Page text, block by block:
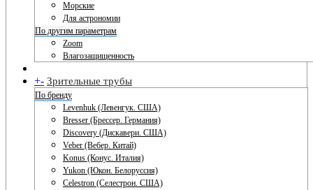
Морские
Для астрономии
По другим параметрам
Zoom
Влагозащищенность
+- Зрительные трубы
По бренду
Levenhuk (Левенгук. США)
Bresser (Брессер. Германия)
Discovery (Дискавери. США)
Veber (Вебер. Китай)
Konus (Конус. Италия)
Yukon (Юкон. Белоруссия)
Celestron (Селестрон. США)